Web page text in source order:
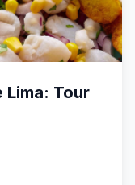
Lima: Tour